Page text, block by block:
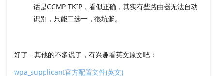
话是CCMP TKIP，看似正确，其实有些路由器无法自动
识别，只能二选一，很坑爹。
好了，其他的不多说了，有兴趣看英文原文吧：
wpa_supplicant官方配置文件(英文)